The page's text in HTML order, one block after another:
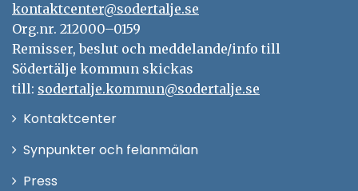
kontaktcenter@sodertalje.se
Org.nr. 212000–0159
Remisser, beslut och meddelande/info till
Södertälje kommun skickas
till: sodertalje.kommun@sodertalje.se
KontaktcenterÖppna
Synpunkter och felanmälan
Press